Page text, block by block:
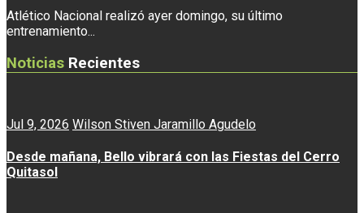
Atlético Nacional realizó ayer domingo, su último
entrenamiento...
Noticias Recientes
Jul 9, 2026 Wilson Stiven Jaramillo Agudelo
Desde mañana, Bello vibrará con las Fiestas del Cerro
Quitasol